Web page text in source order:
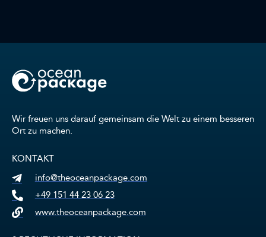
Wir freuen uns darauf gemeinsam die Welt zu einem besseren
Ort zu machen.
KONTAKT
info@theoceanpackage.com
+49 151 44 23 06 23
www.theoceanpackage.com